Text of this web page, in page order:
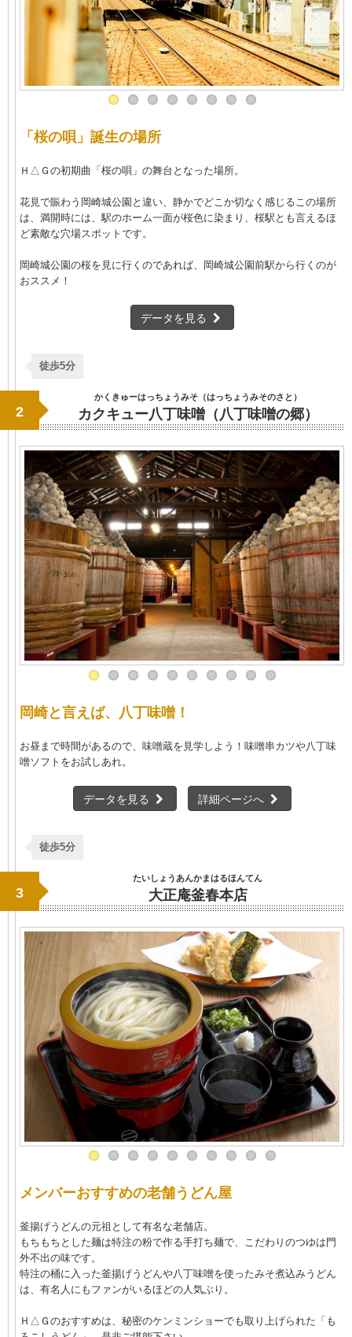
「桜の唄」誕生の場所
Ｈ△Ｇの初期曲「桜の唄」の舞台となった場所。
花見で賑わう岡崎城公園と違い、静かでどこか切なく感じるこの場所
は、満開時には、駅のホーム一面が桜色に染まり、桜駅とも言えるほ
ど素敵な穴場スポットです。
岡崎城公園の桜を見に行くのであれば、岡崎城公園前駅から行くのが
おススメ！
データを見る
徒歩5分
2
かくきゅーはっちょうみそ（はっちょうみそのさと）
カクキュー八丁味噌（八丁味噌の郷）
岡崎と言えば、八丁味噌！
お昼まで時間があるので、味噌蔵を見学しよう！味噌串カツや八丁味
噌ソフトをお試しあれ。
データを見る 詳細ページへ
徒歩5分
3
たいしょうあんかまはるほんてん
大正庵釜春本店
メンバーおすすめの老舗うどん屋
釜揚げうどんの元祖として有名な老舗店。
もちもちとした麺は特注の粉で作る手打ち麺で、こだわりのつゆは門
外不出の味です。
特注の桶に入った釜揚げうどんや八丁味噌を使ったみそ煮込みうどん
は、有名人にもファンがいるほどの人気ぶり。
Ｈ△Ｇのおすすめは、秘密のケンミンショーでも取り上げられた「も